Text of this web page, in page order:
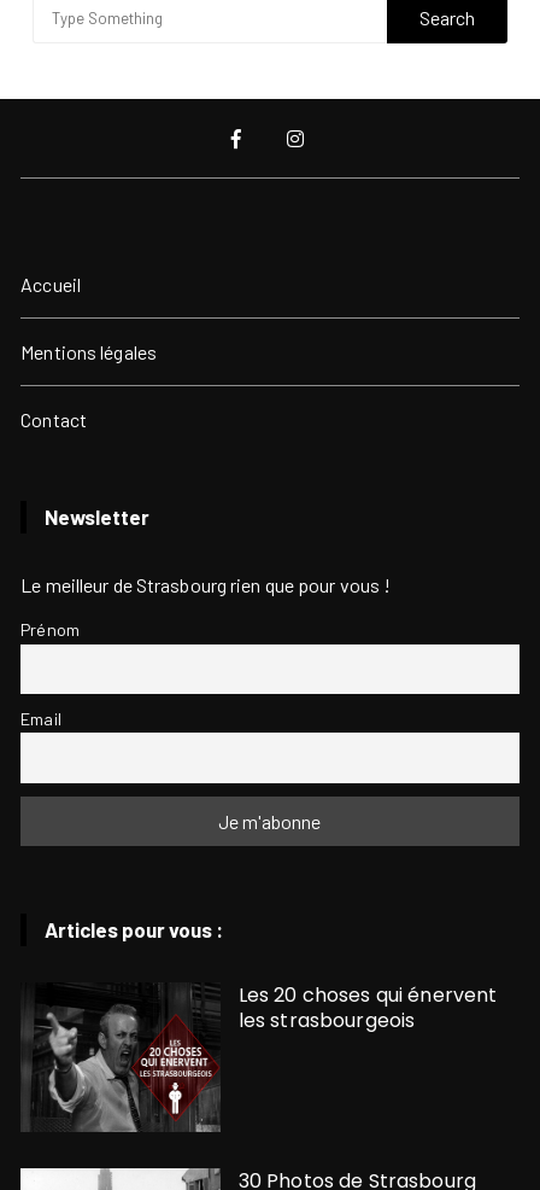
Accueil
Mentions légales
Contact
Newsletter
Le meilleur de Strasbourg rien que pour vous !
Prénom
Email
Articles pour vous :
Les 20 choses qui énervent
les strasbourgeois
30 Photos de Strasbourg